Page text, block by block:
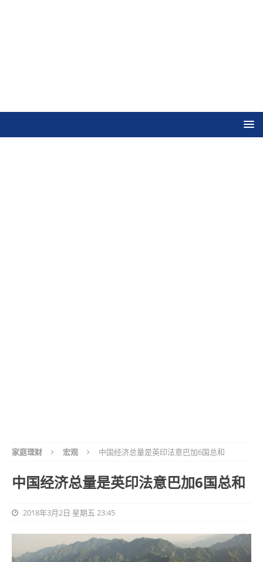
家庭理财 宏观 中国经济总量是英印法意巴加6国总和
中国经济总量是英印法意巴加6国总和
2018年3月2日 星期五 23:45